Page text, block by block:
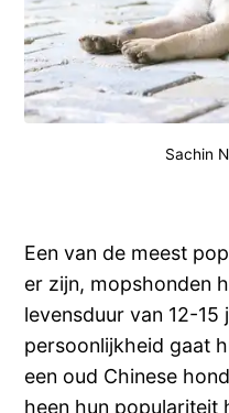
Sachin
Een van de meest
er zijn, mopshonden
levensduur van 12-15
persoonlijkheid gaat
een oud Chinese
heen hun populariteit